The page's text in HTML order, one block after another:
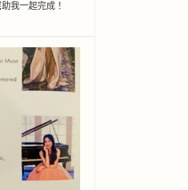
我一起完成！